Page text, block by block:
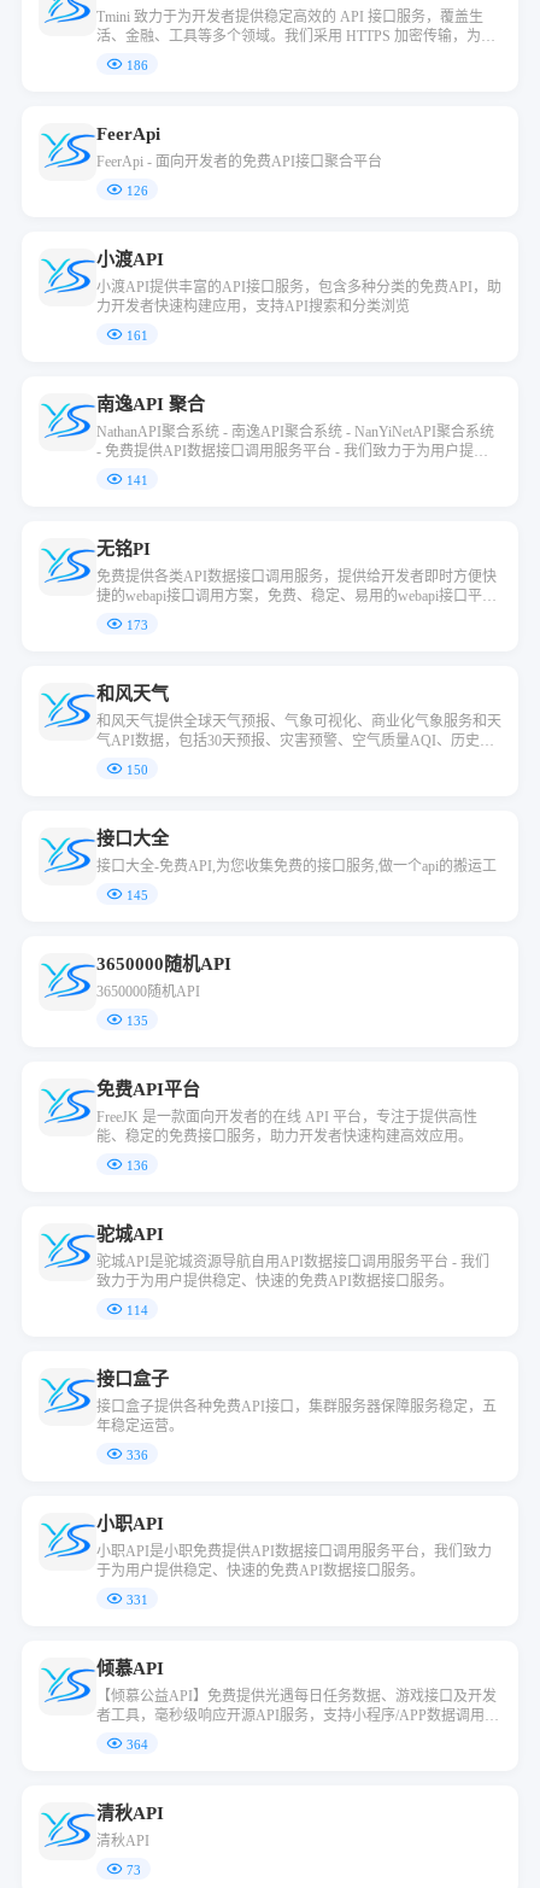
Tmini 致力于为开发者提供稳定高效的 API 接口服务，覆盖生
活、金融、工具等多个领域。我们采用 HTTPS 加密传输，为数
据安全提供坚实基石，助您快速实现产品集成与项目搭建。&am
p;lt;br&amp;gt; 【免责声明】本站点仅为测试与学习之用，如涉
186
FeerApi
FeerApi - 面向开发者的免费API接口聚合平台
126
小渡API
小渡API提供丰富的API接口服务，包含多种分类的免费API，助
力开发者快速构建应用，支持API搜索和分类浏览
161
南逸API 聚合
NathanAPI聚合系统 - 南逸API聚合系统 - NanYiNetAPI聚合系统
- 免费提供API数据接口调用服务平台 - 我们致力于为用户提供
稳定、快速的免费API数据接口服务。
141
无铭PI
免费提供各类API数据接口调用服务，提供给开发者即时方便快
捷的webapi接口调用方案，免费、稳定、易用的webapi接口平
台，站长工具、IP地址和手机归属地运营商、生活相关以及图片
视频等等的常用接口
173
和风天气
和风天气提供全球天气预报、气象可视化、商业化气象服务和天
气API数据，包括30天预报、灾害预警、空气质量AQI、历史天
气、生活指数、分钟降水、交通天气等
150
接口大全
接口大全-免费API,为您收集免费的接口服务,做一个api的搬运工
145
3650000随机API
3650000随机API
135
免费API平台
FreeJK 是一款面向开发者的在线 API 平台，专注于提供高性
能、稳定的免费接口服务，助力开发者快速构建高效应用。
136
驼城API
驼城API是驼城资源导航自用API数据接口调用服务平台 - 我们
致力于为用户提供稳定、快速的免费API数据接口服务。
114
接口盒子
接口盒子提供各种免费API接口，集群服务器保障服务稳定，五
年稳定运营。
336
小职API
小职API是小职免费提供API数据接口调用服务平台，我们致力
于为用户提供稳定、快速的免费API数据接口服务。
331
倾慕API
【倾慕公益API】免费提供光遇每日任务数据、游戏接口及开发
者工具，毫秒级响应开源API服务，支持小程序/APP数据调用，
稳定高效的技术赋能平台，开发者首选公益接口库！
364
清秋API
清秋API
73